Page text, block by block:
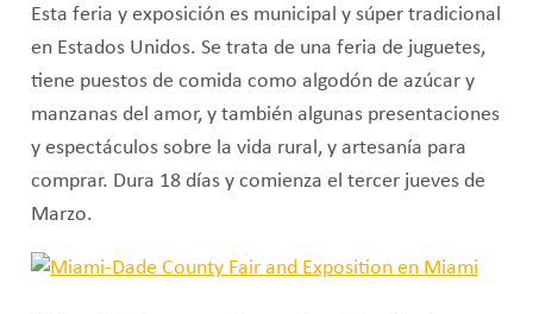
Esta feria y exposición es municipal y súper tradicional
en Estados Unidos. Se trata de una feria de juguetes,
tiene puestos de comida como algodón de azúcar y
manzanas del amor, y también algunas presentaciones
y espectáculos sobre la vida rural, y artesanía para
comprar. Dura 18 días y comienza el tercer jueves de
Marzo.